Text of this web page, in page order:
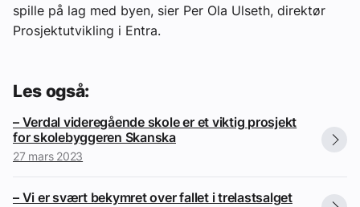
spille på lag med byen, sier Per Ola Ulseth, direktør
Prosjektutvikling i Entra.
Les også:
– Verdal videregående skole er et viktig prosjekt
for skolebyggeren Skanska
27 mars 2023
– Vi er svært bekymret over fallet i trelastsalget